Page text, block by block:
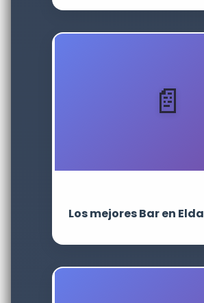
Los mejores Bar en Elda